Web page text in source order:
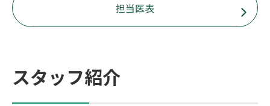
担当医表
スタッフ紹介